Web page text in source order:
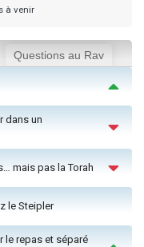
à venir
Questions au Rav
dans un
mais pas la Torah
le Steipler
le repas et séparé